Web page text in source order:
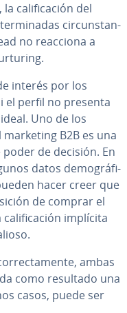
ca­li­fi­ca­ción del
ci­r­cu­n­s­ta­n­
no reacciona a
interés por los
el perfil no presenta
Uno de los
B2B es una
de decisión. En
datos de­mo­grá­fi­
hacer creer que
de comprar el
implícita
ambas
como resultado una
casos, puede ser